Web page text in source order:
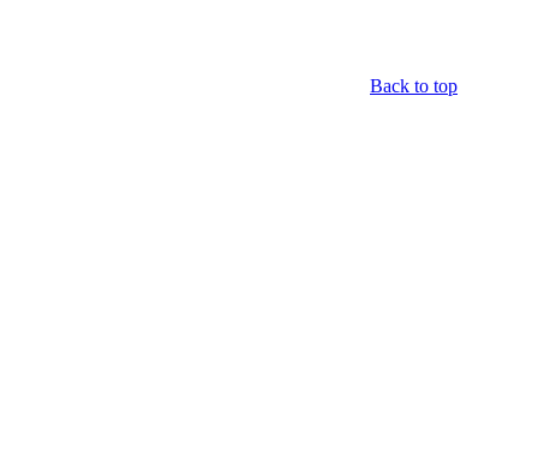
Back to top